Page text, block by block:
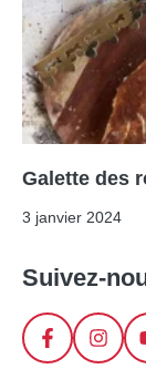
Galette des
3 janvier 2024
Suivez-